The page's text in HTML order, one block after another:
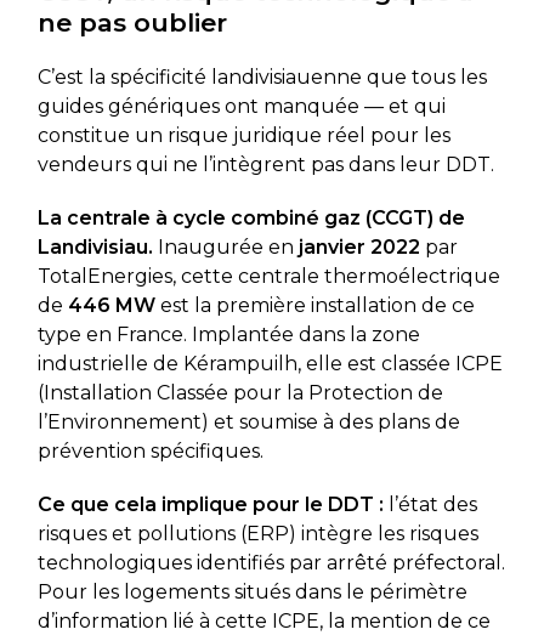
ne pas oublier
C’est la spécificité landivisiauenne que tous les
guides génériques ont manquée — et qui
constitue un risque juridique réel pour les
vendeurs qui ne l’intègrent pas dans leur DDT.
La centrale à cycle combiné gaz (CCGT) de
Landivisiau. Inaugurée en janvier 2022 par
TotalEnergies, cette centrale thermoélectrique
de 446 MWest la première installation de ce
type en France. Implantée dans la zone
industrielle de Kérampuilh, elle est classée ICPE
(Installation Classée pour la Protection de
l’Environnement) et soumise à des plans de
prévention spécifiques.
Ce que cela implique pour le DDT : l’état des
risques et pollutions (ERP) intègre les risques
technologiques identifiés par arrêté préfectoral.
Pour les logements situés dans le périmètre
d’information lié à cette ICPE, la mention de ce